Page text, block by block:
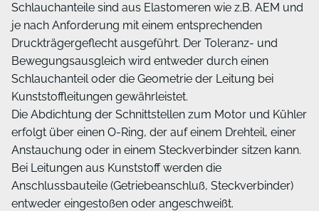
Schlauchanteile sind aus Elastomeren wie z.B. AEM und
je nach Anforderung mit einem entsprechenden
Druckträgergeflecht ausgeführt. Der Toleranz- und
Bewegungsausgleich wird entweder durch einen
Schlauchanteil oder die Geometrie der Leitung bei
Kunststoffleitungen gewährleistet.
Die Abdichtung der Schnittstellen zum Motor und Kühler
erfolgt über einen O-Ring, der auf einem Drehteil, einer
Anstauchung oder in einem Steckverbinder sitzen kann.
Bei Leitungen aus Kunststoff werden die
Anschlussbauteile (Getriebeanschluß, Steckverbinder)
entweder eingestoßen oder angeschweißt.